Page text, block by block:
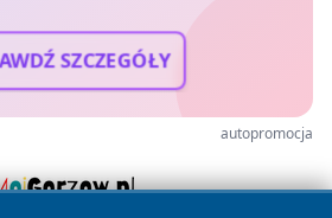
SZCZEGÓŁY
autopromocja